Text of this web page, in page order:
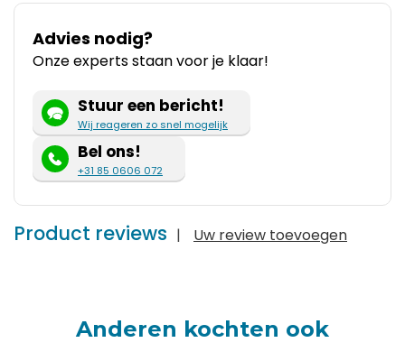
Advies nodig?
Onze experts staan voor je klaar!
Stuur een bericht!
Wij reageren zo snel mogelijk
Bel ons!
+31 85 0606 072
Product reviews | Uw review toevoegen
Anderen kochten ook